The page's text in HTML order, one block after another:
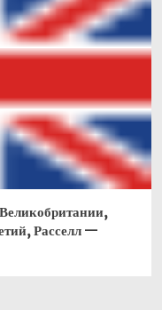
Расселл —